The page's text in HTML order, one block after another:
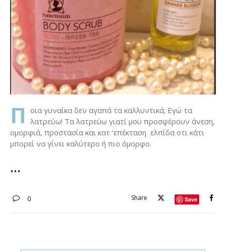
Π οια γυναίκα δεν αγαπά τα καλλυντικά; Εγώ τα
λατρεύω! Τα λατρεύω γιατί μου προσφέρουν άνεση,
ομορφιά, προστασία και κατ ‘επέκταση ελπίδα οτι κάτι
μπορεί να γίνει καλύτερο ή πιο όμορφο.
0 Share Save